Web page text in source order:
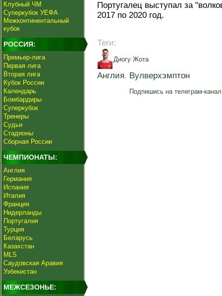
Клубный ЧМ
Суперкубок УЕФА
Межконтинентальный
кубок
РОССИЯ:
Премьер-лига
Первая лига
Вторая лига
Кубок России
Календарь
Бомбардиры
Суперкубок
Тренеры
Судьи
Стадионы
Сборная России
ЧЕМПИОНАТЫ:
Англия
Германия
Испания
Италия
Франция
Нидерланды
Португалия
Турция
Беларусь
Казахстан
MLS
Саудовская Аравия
Узбекистан
МЕЖСЕЗОНЬЕ:
Португалец выступал за
2017 по 2020 год.
Теги:
Диогу Жота
Англия, Вулверхэмптон
Подпишись на телеграм-